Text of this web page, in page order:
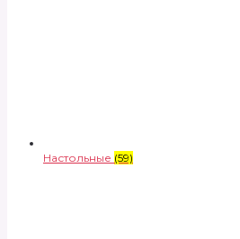
Настольные (59)